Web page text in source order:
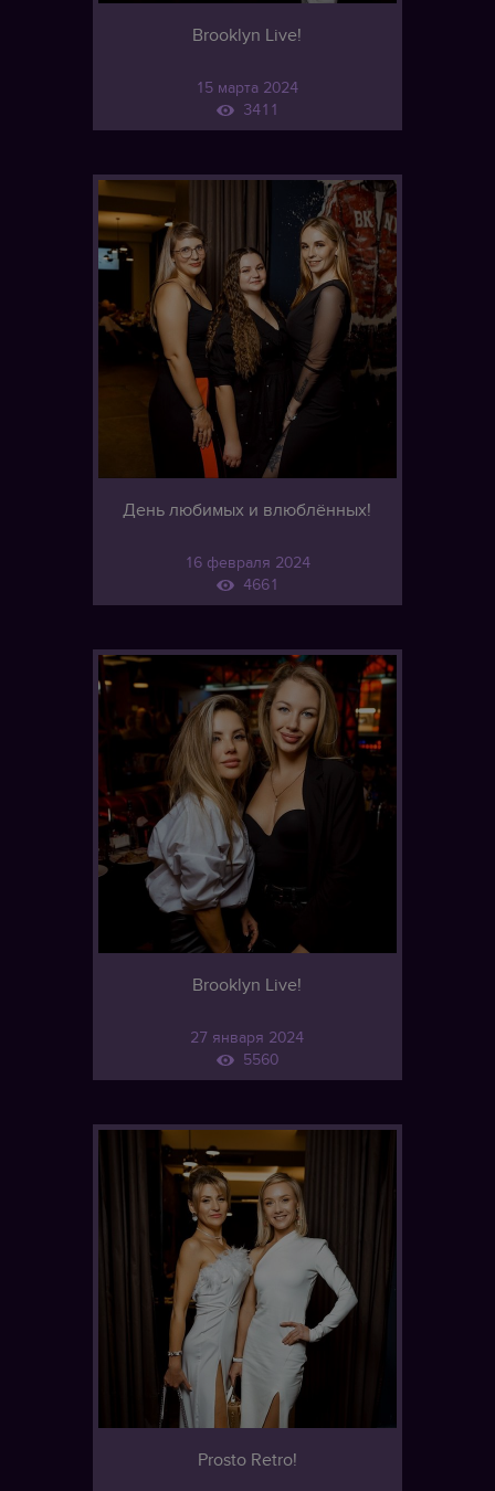
Brooklyn Live!
15 марта 2024
3411
День любимых и влюблённых!
16 февраля 2024
4661
Brooklyn Live!
27 января 2024
5560
Prosto Retro!